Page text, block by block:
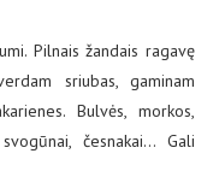
Pilnais žandais ragavę
sriubas, gaminam
Bulvės, morkos,
česnakai… Gali